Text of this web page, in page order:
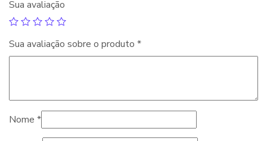
Sua avaliação
Sua avaliação sobre o produto *
Nome *